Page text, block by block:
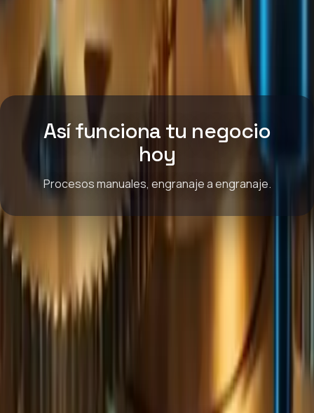
Así funciona tu negocio
hoy
Procesos manuales, engranaje a engranaje.